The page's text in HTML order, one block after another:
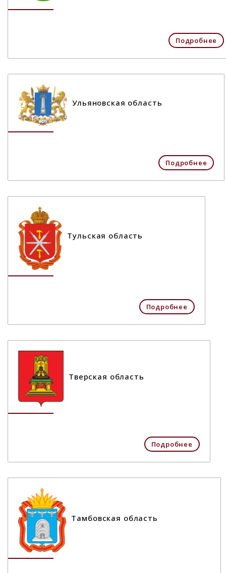
Подробнее
Ульяновская область
Подробнее
Тульская область
Подробнее
Тверская область
Подробнее
Тамбовская область